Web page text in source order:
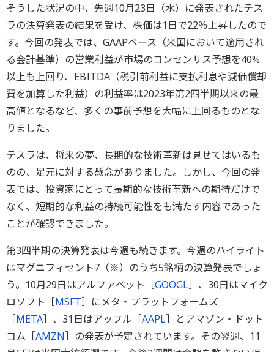
そうした状況の中、先週10月23日（水）に発表されたテス
ラの決算発表の結果を受け、株価は1日で22％上昇したので
す。今回の発表では、GAAPベース（米国において適用され
る会計基準）の営業利益が市場のコンセンサス予想を40%
以上も上回り、EBITDA（税引前利益に支払利息や減価償却
費を加算した利益）の利益率は2023年第2四半期以来の最
高値となるなど、多くの事前予想を大幅に上回るものとな
りました。
テスラは、将来の夢、長期的な技術革新は見せてはいるも
のの、足元に対する懸念がありました。しかし、今回の発
表では、投資家にとって長期的な技術革新への期待だけで
なく、短期的な利益の持続可能性をも満たす内容であった
ことが確認できました。
第3四半期の決算発表は今週も続きます。今週のハイライト
はマグニフィセント7（※）のうち5銘柄の決算発表でしょ
う。10月29日はアルファベット［GOOGL］、30日はマイク
ロソフト［MSFT］にメタ・プラットフォームズ
［META］、31日はアップル［AAPL］とアマゾン・ドット
コム［AMZN］の発表が予定されています。その翌週、11